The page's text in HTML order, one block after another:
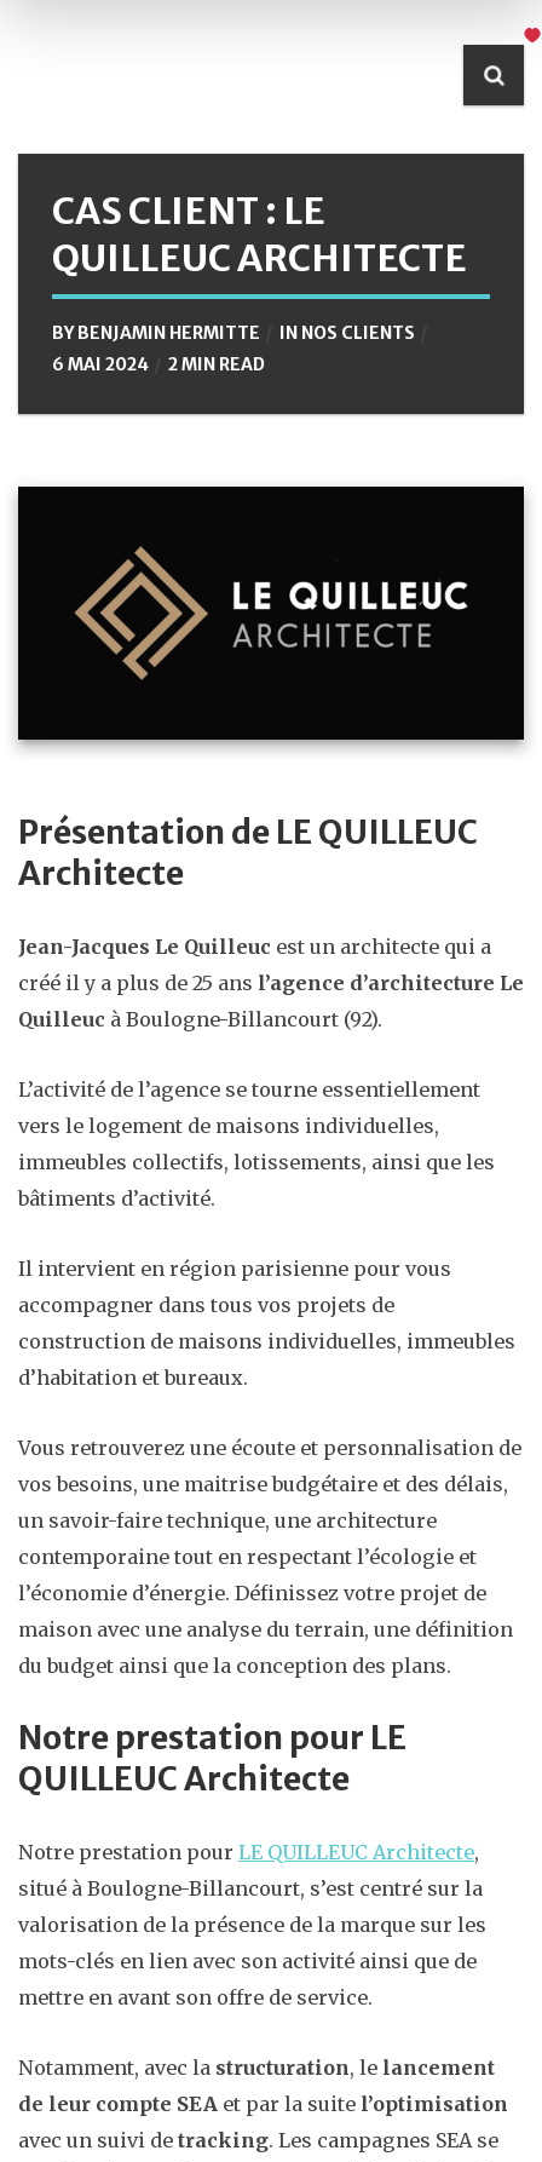
CAS CLIENT : LE
QUILLEUC ARCHITECTE
BYBENJAMIN HERMITTE IN NOS CLIENTS
6 MAI 2024
2 MIN READ
Présentation de LE QUILLEUC
Architecte
Jean-Jacques Le Quilleuc est un architecte qui a
créé il y a plus de 25 ans l’agence d’architecture Le
Quilleuc à Boulogne-Billancourt (92).
L’activité de l’agence se tourne essentiellement
vers le logement de maisons individuelles,
immeubles collectifs, lotissements, ainsi que les
bâtiments d’activité.
Il intervient en région parisienne pour vous
accompagner dans tous vos projets de
construction de maisons individuelles, immeubles
d’habitation et bureaux.
Vous retrouverez une écoute et personnalisation de
vos besoins, une maitrise budgétaire et des délais,
un savoir-faire technique, une architecture
contemporaine tout en respectant l’écologie et
l’économie d’énergie. Définissez votre projet de
maison avec une analyse du terrain, une définition
du budget ainsi que la conception des plans.
Notre prestation pour LE
QUILLEUC Architecte
Notre prestation pour LE QUILLEUC Architecte,
situé à Boulogne-Billancourt, s’est centré sur la
valorisation de la présence de la marque sur les
mots-clés en lien avec son activité ainsi que de
mettre en avant son offre de service.
Notamment, avec la structuration, le lancement
de leur compte SEA et par la suite l’optimisation
avec un suivi de tracking. Les campagnes SEA se